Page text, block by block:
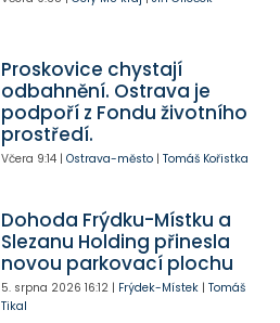
Proskovice chystají
odbahnění. Ostrava je
podpoří z Fondu životního
prostředí.
Včera 9:14| Ostrava-město| Tomáš Kořistka
Dohoda Frýdku-Místku a
Slezanu Holding přinesla
novou parkovací plochu
5. srpna 2026 16:12| Frýdek-Místek| Tomáš
Tikal